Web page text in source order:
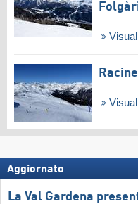
Aggiornato
La Val Gardena